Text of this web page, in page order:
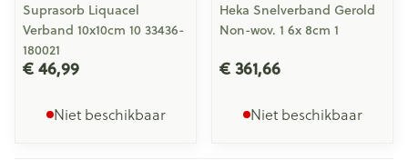
Suprasorb Liquacel
Verband 10x10cm 10 33436-
180021
€ 46,99
Niet beschikbaar
Heka Snelverband Gerold
Non-wov. 1 6x 8cm 1
€ 361,66
Niet beschikbaar